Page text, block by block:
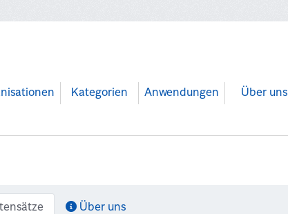
Kategorien Anwendungen Über uns
Über uns